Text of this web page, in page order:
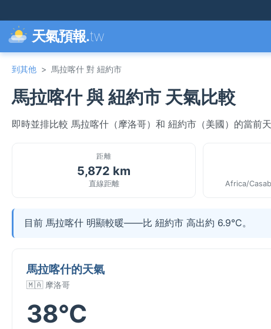
天氣預報.tw
到其他 > 馬拉喀什 對 紐約市
馬拉喀什 與 紐約市 天氣比較
即時並排比較 馬拉喀什（摩洛哥）和 紐約市（美國）的當前
距離
5,872 km
直線距離 Africa/
目前 馬拉喀什 明顯較暖——比 紐約市 高出約 6.9°C。
馬拉喀什的天氣
🇲🇦 摩洛哥
38°C